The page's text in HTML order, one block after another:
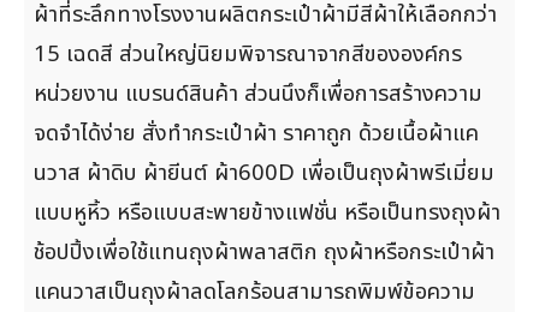
ผ้าที่ระลึกทางโรงงานผลิตกระเป๋าผ้ามีสีผ้าให้เลือกกว่า
15 เฉดสี ส่วนใหญ่นิยมพิจารณาจากสีขององค์กร
หน่วยงาน แบรนด์สินค้า ส่วนนึงก็เพื่อการสร้างความ
จดจำได้ง่าย สั่งทำกระเป๋าผ้า ราคาถูก ด้วยเนื้อผ้าแค
นวาส ผ้าดิบ ผ้ายีนต์ ผ้า600D เพื่อเป็นถุงผ้าพรีเมี่ยม
แบบหูหิ้ว หรือแบบสะพายข้างแฟชั่น หรือเป็นทรงถุงผ้า
ช้อปปิ้งเพื่อใช้แทนถุงผ้าพลาสติก ถุงผ้าหรือกระเป๋าผ้า
แคนวาสเป็นถุงผ้าลดโลกร้อนสามารถพิมพ์ข้อความ